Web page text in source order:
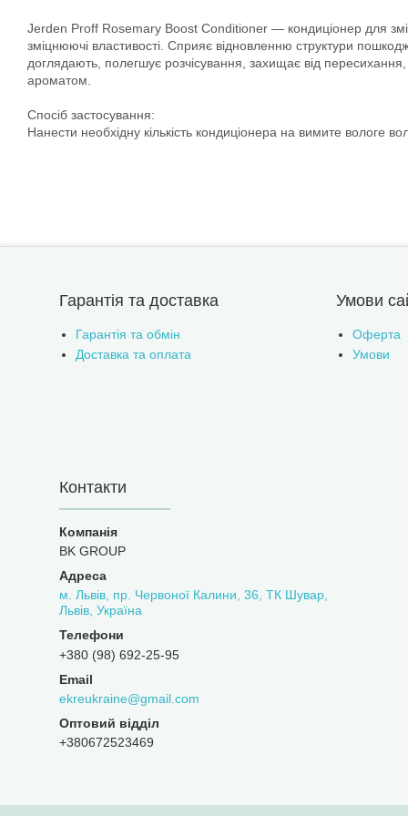
Jerden Proff Rosemary Boost Conditioner — кондиціонер для
зміцнюючі властивості. Сприяє відновленню структури
доглядають, полегшує розчісування, захищає від
ароматом.
Спосіб застосування:
Нанести необхідну кількість кондиціонера на вимите вологе
Гарантія та доставка
Гарантія та обмін
Доставка та оплата
Умови
Оферта
Умови
Контакти
BK GROUP
м. Львів, пр. Червоної Калини, 36, ТК Шувар,
Львів, Україна
+380 (98) 692-25-95
ekreukraine@gmail.com
Оптовий відділ
+380672523469